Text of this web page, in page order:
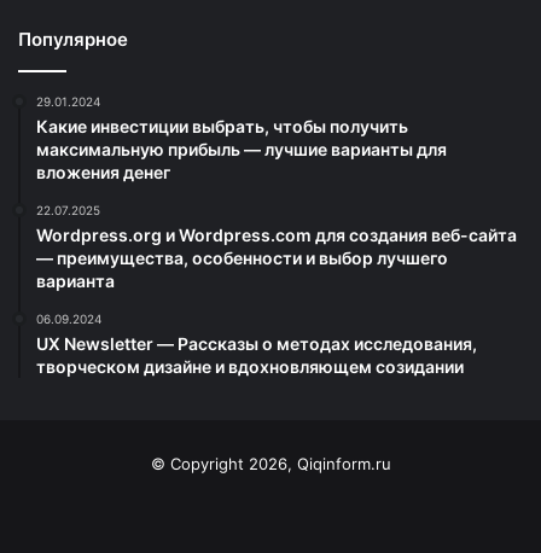
Популярное
29.01.2024
Какие инвестиции выбрать, чтобы получить
максимальную прибыль — лучшие варианты для
вложения денег
22.07.2025
Wordpress.org и Wordpress.com для создания веб-сайта
— преимущества, особенности и выбор лучшего
варианта
06.09.2024
UX Newsletter — Рассказы о методах исследования,
творческом дизайне и вдохновляющем созидании
© Copyright 2026, Qiqinform.ru